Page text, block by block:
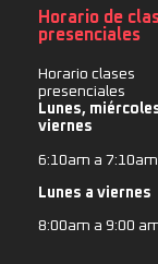
Horario de
presenciales
Horario clases
presenciales
Lunes,
viernes
6:10am a 7:10am
Lunes a viernes
8:00am a 9:00